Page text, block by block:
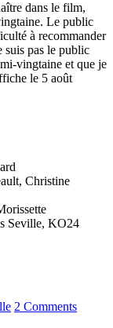
dans le film,
Le public
à recommander
suis pas le public
vingtaine et que je
le 5 août
Christine
Seville, KO24
2 Comments